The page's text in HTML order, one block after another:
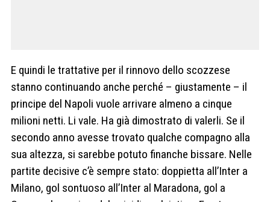
E quindi le trattative per il rinnovo dello scozzese
stanno continuando anche perché – giustamente – il
principe del Napoli vuole arrivare almeno a cinque
milioni netti. Li vale. Ha già dimostrato di valerli. Se il
secondo anno avesse trovato qualche compagno alla
sua altezza, si sarebbe potuto finanche bissare. Nelle
partite decisive c’è sempre stato: doppietta all’Inter a
Milano, gol sontuoso all’Inter al Maradona, gol a